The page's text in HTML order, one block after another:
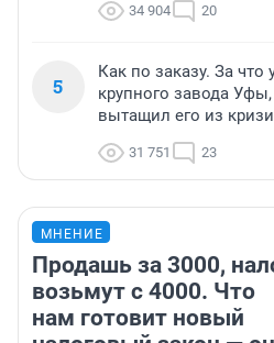
34 904 20
5
Как по заказу. За что
крупного завода
вытащил его из
31 751 23
МНЕНИЕ
Продашь за 3000,
возьмут с 4000. Что
нам готовит новый